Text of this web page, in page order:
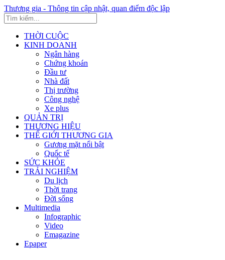
Thương gia - Thông tin cập nhật, quan điểm độc lập
THỜI CUỘC
KINH DOANH
Ngân hàng
Chứng khoán
Đầu tư
Nhà đất
Thị trường
Công nghệ
Xe plus
QUẢN TRỊ
THƯƠNG HIỆU
THẾ GIỚI THƯƠNG GIA
Gương mặt nổi bật
Quốc tế
SỨC KHỎE
TRẢI NGHIỆM
Du lịch
Thời trang
Đời sống
Multimedia
Infographic
Video
Emagazine
Epaper